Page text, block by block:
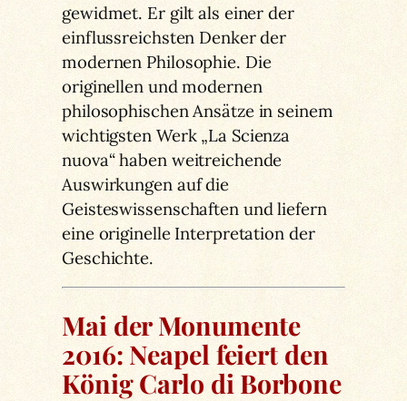
gewidmet. Er gilt als einer der
einflussreichsten Denker der
modernen Philosophie. Die
originellen und modernen
philosophischen Ansätze in seinem
wichtigsten Werk „La Scienza
nuova“ haben weitreichende
Auswirkungen auf die
Geisteswissenschaften und liefern
eine originelle Interpretation der
Geschichte.
Mai der Monumente
2016: Neapel feiert den
König Carlo di Borbone